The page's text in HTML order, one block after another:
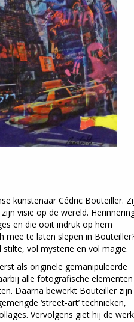
kunstenaar Cédric Bouteiller.
visie op de wereld.
en die ooit indruk op hem
mee te laten slepen in
vol mysterie en vol magie.
als originele gemanipuleerde
alle fotografische
Daarna bewerkt Bouteiller zijn
‘street-art’ technieken,
Vervolgens giet hij de